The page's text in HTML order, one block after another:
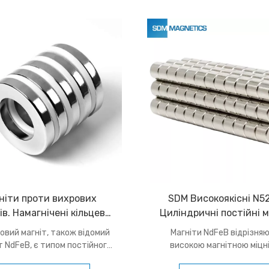
проти вихрових
Намагнічені кільцеві
неодимові круглі
магніти
магніт, також відомий
NdFeB, є типом постійного
SDM Високоякісні
Циліндричні постійні
Промислові
неодимові
Магніти NdFeB
високою магнітною